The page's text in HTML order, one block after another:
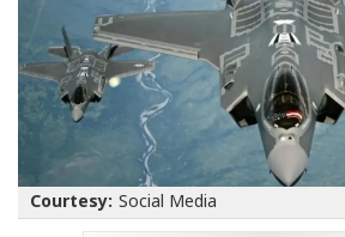
Courtesy: Social Media